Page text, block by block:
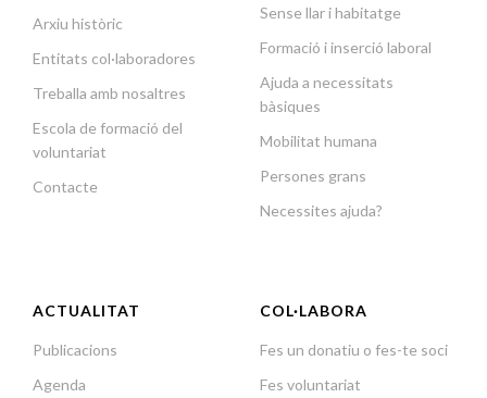
Arxiu històric
Entitats col·laboradores
Treballa amb nosaltres
Escola de formació del
voluntariat
Contacte
Sense llar i habitatge
Formació i inserció laboral
Ajuda a necessitats
bàsiques
Mobilitat humana
Persones grans
Necessites ajuda?
ACTUALITAT
Publicacions
Agenda
COL·LABORA
Fes un donatiu o fes-te soci
Fes voluntariat